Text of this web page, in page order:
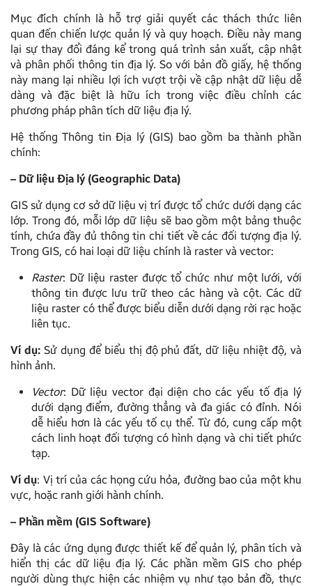
Mục đích chính là hỗ trợ giải quyết các thách thức liên
quan đến chiến lược quản lý và quy hoạch. Điều này mang
lại sự thay đổi đáng kể trong quá trình sản xuất, cập nhật
và phân phối thông tin địa lý. So với bản đồ giấy, hệ thống
này mang lại nhiều lợi ích vượt trội về cập nhật dữ liệu dễ
dàng và đặc biệt là hữu ích trong việc điều chỉnh các
phương pháp phân tích dữ liệu địa lý.
Hệ thống Thông tin Địa lý (GIS) bao gồm ba thành phần
chính:
– Dữ liệu Địa lý (Geographic Data)
GIS sử dụng cơ sở dữ liệu vị trí được tổ chức dưới dạng các
lớp. Trong đó, mỗi lớp dữ liệu sẽ bao gồm một bảng thuộc
tính, chứa đầy đủ thông tin chi tiết về các đối tượng địa lý.
Trong GIS, có hai loại dữ liệu chính là raster và vector:
Raster: Dữ liệu raster được tổ chức như một lưới, với
thông tin được lưu trữ theo các hàng và cột. Các dữ
liệu raster có thể được biểu diễn dưới dạng rời rạc hoặc
liên tục.
Ví dụ:Sử dụng để biểu thị độ phủ đất, dữ liệu nhiệt độ, và
hình ảnh.
Vector: Dữ liệu vector đại diện cho các yếu tố địa lý
dưới dạng điểm, đường thẳng và đa giác có đỉnh. Nói
dễ hiểu hơn là các yếu tố cụ thể. Từ đó, cung cấp một
cách linh hoạt đối tượng có hình dạng và chi tiết phức
tạp.
Ví dụ: Vị trí của các họng cứu hỏa, đường bao của một khu
vực, hoặc ranh giới hành chính.
– Phần mềm (GIS Software)
Đây là các ứng dụng được thiết kế để quản lý, phân tích và
hiển thị các dữ liệu địa lý. Các phần mềm GIS cho phép
người dùng thực hiện các nhiệm vụ như tạo bản đồ, thực